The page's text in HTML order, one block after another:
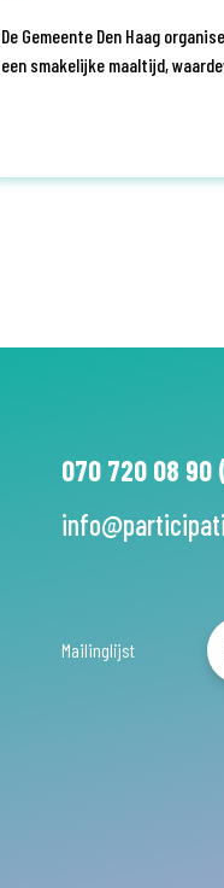
De Gemeente Den Haag
een smakelijke maaltijd,
070 720 08
Mailinglijst